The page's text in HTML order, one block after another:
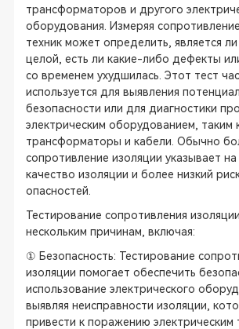
трансформаторов и другого
оборудования. Измеряя
техник может определить, является
целой, есть ли какие-либо дефекты
со временем ухудшилась. Этот тест
используется для выявления
безопасности или для диагностики
электрическим оборудованием, таким
трансформаторы и кабели. Обычно
сопротивление изоляции указывает
качество изоляции и более низкий
опасностей.
Тестирование сопротивления
нескольким причинам, включая:
① Безопасность: Тестирование
изоляции помогает обеспечить
использование электрического
выявляя неисправности изоляции,
привести к поражению электрическим